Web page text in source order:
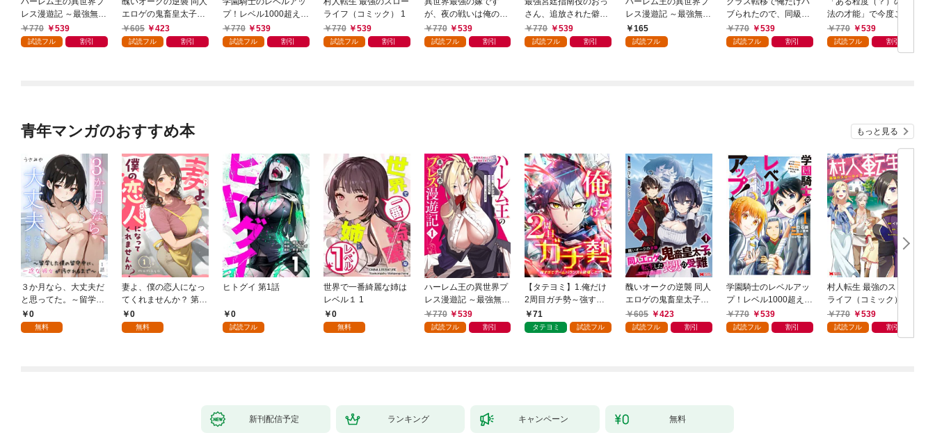
レス漫遊記 ～最強無双
のおじさんはあらゆる
種族を嫁にする～（コ
770 539
試読フル 割引
エロゲの鬼畜皇太子に
転生した喪男の受難
（コミック） 1
605 423
試読フル 割引
プ！レベル1000超えの
転生者、落ちこぼれク
ラスに入学。そして、
770 539
試読フル 割引
ライフ（コミック） 1
770
539
試読フル 割引
が、夜の戦いは俺の方
が強いようです 知略
を活かして成り上がる
770 539
試読フル 割引
さん、追放された僻地
で無双する～幻となっ
た種族の美少女たちを
770 539
試読フル 割引
レス漫遊記 ～最強無双
のおじさんはあらゆる
種族を嫁にする～（コ
165
試読フル
ブられたので、同級生
ハーレム作ることにし
た（コミック） 1
770 539
試読フル 割引
法の才能」で今度こそ
異世界でスローライフ
をおくります（コミッ
770 539
試読フル 割引
青年マンガのおすすめ本 もっと見る
３か月なら、大丈夫だ
と思ってた。～留学し
た僕の留守中に、一途
な彼女が汚されるまで
0
無料
妻よ、僕の恋人になっ
てくれませんか？ 第1
話0
無料
ヒトグイ 第1話
0
試読フル
世界で一番綺麗な姉は
レベル１ 1
0
無料
ハーレム王の異世界プ
レス漫遊記 ～最強無双
のおじさんはあらゆる
種族を嫁にする～（コ
770 539
試読フル 割引
【タテヨミ】1.俺だけ
2周目ガチ勢～強すぎ
てゲームバランスを破
壊した～
71
タテヨミ 試読フル
醜いオークの逆襲 同人
エロゲの鬼畜皇太子に
転生した喪男の受難
（コミック） 1
605 423
試読フル 割引
学園騎士のレベルアッ
プ！レベル1000超えの
転生者、落ちこぼれク
ラスに入学。そして、
770 539
試読フル 割引
村人転生 最強のスロー
ライフ（コミック） 1
770
539
試読フル 割引
新刊配信予定 ランキング キャンペーン 無料